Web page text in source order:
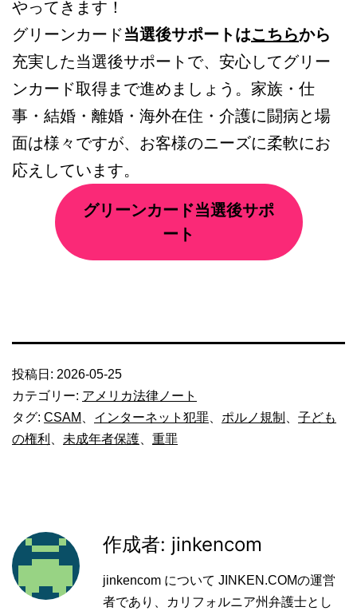
やってきます！
グリーンカード当選後サポートはこちらから
充実した当選後サポートで、安心してグリー
ンカード取得まで進めましょう。家族・仕
事・結婚・離婚・海外在住・介護に闘病と場
面は様々ですが、お客様のニーズに柔軟にお
応えしています。
グリーンカード当選後サポ
ート
投稿日: 2026-05-25
カテゴリー: アメリカ法律ノート
タグ: CSAM インターネット犯罪 ポルノ規制
子ども
の権利
未成年者保護 重罪
作成者: jinkencom
jinkencom について JINKEN.COMの運営
者であり、カリフォルニア州弁護士とし